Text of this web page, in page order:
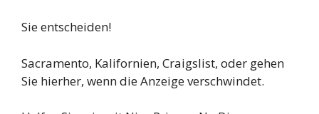
Sie entscheiden!
Sacramento, Kalifornien, Craigslist, oder gehen
Sie hierher, wenn die Anzeige verschwindet.